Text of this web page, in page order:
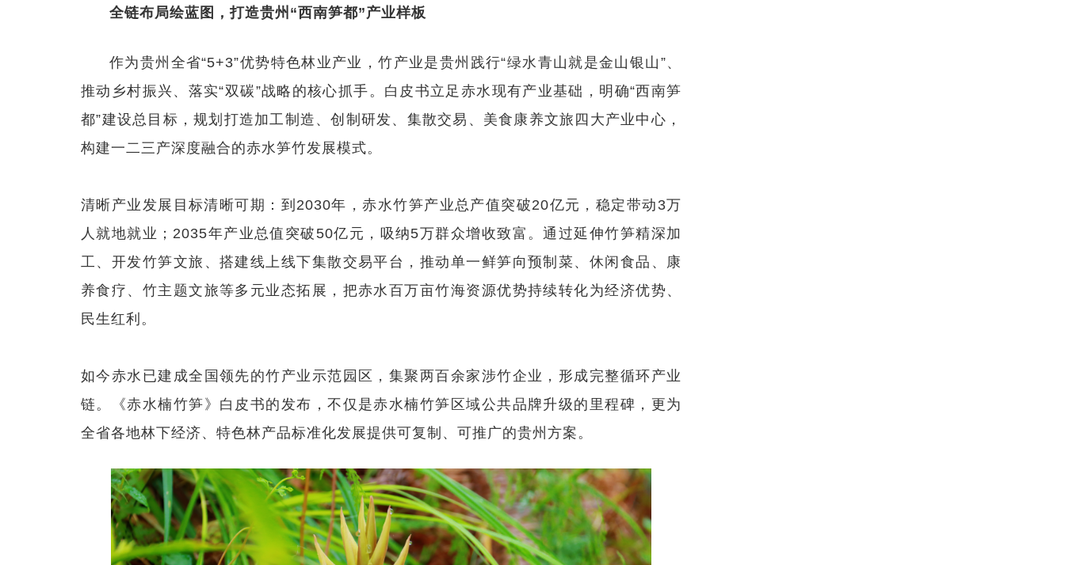
全链布局绘蓝图，打造贵州“西南笋都”产业样板
作为贵州全省“5+3”优势特色林业产业，竹产业是贵州践行“绿水青山就是金山银山”、
推动乡村振兴、落实“双碳”战略的核心抓手。白皮书立足赤水现有产业基础，明确“西南笋
都”建设总目标，规划打造加工制造、创制研发、集散交易、美食康养文旅四大产业中心，
构建一二三产深度融合的赤水笋竹发展模式。
清晰产业发展目标清晰可期：到2030年，赤水竹笋产业总产值突破20亿元，稳定带动3万
人就地就业；2035年产业总值突破50亿元，吸纳5万群众增收致富。通过延伸竹笋精深加
工、开发竹笋文旅、搭建线上线下集散交易平台，推动单一鲜笋向预制菜、休闲食品、康
养食疗、竹主题文旅等多元业态拓展，把赤水百万亩竹海资源优势持续转化为经济优势、
民生红利。
如今赤水已建成全国领先的竹产业示范园区，集聚两百余家涉竹企业，形成完整循环产业
链。《赤水楠竹笋》白皮书的发布，不仅是赤水楠竹笋区域公共品牌升级的里程碑，更为
全省各地林下经济、特色林产品标准化发展提供可复制、可推广的贵州方案。